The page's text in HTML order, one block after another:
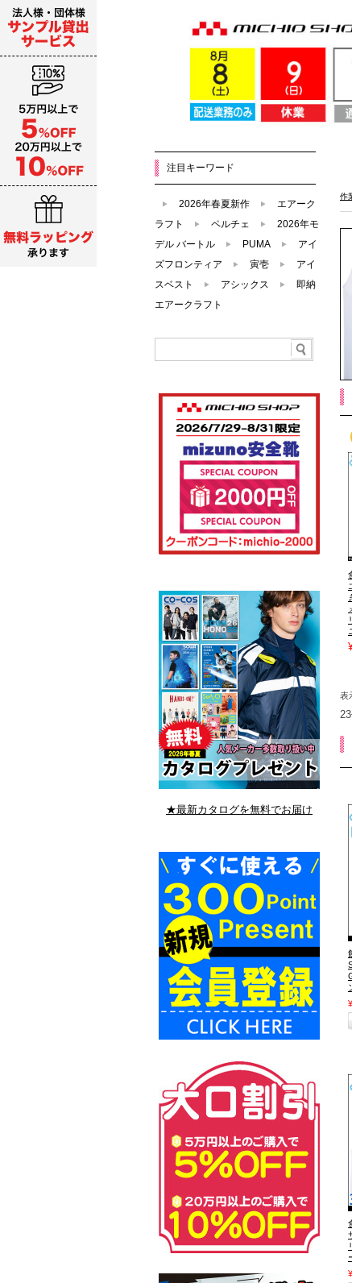
作
表
注目キーワード
2026年春夏新作
エアーク
ラフト
ペルチェ
2026年モ
デル バートル
PUMA
アイ
ズフロンティア
寅壱
アイ
スベスト
アシックス
即納
エアークラフト
★最新カタログを無料でお届け